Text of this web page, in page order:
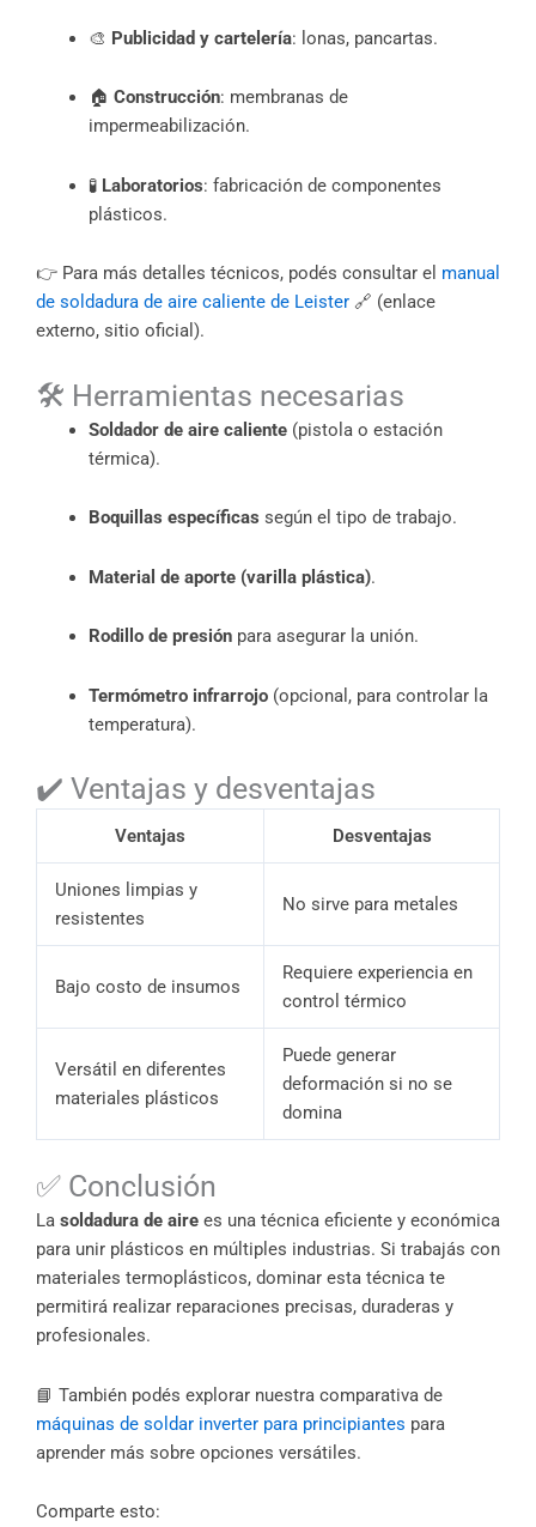
🎨 Publicidad y cartelería: lonas, pancartas.
🏠 Construcción: membranas de
impermeabilización.
🧪 Laboratorios: fabricación de componentes
plásticos.
👉 Para más detalles técnicos, podés consultar el manual
de soldadura de aire caliente de Leister 🔗 (enlace
externo, sitio oficial).
🛠️ Herramientas necesarias
Soldador de aire caliente(pistola o estación
térmica).
Boquillas específicas según el tipo de trabajo.
Material de aporte (varilla plástica).
Rodillo de presiónpara asegurar la unión.
Termómetro infrarrojo(opcional, para controlar la
temperatura).
✔️ Ventajas y desventajas
Ventajas Desventajas
Uniones limpias y
resistentes
No sirve para metales
Bajo costo de insumos
Requiere experiencia en
control térmico
Versátil en diferentes
materiales plásticos
Puede generar
deformación si no se
domina
✅ Conclusión
La soldadura de aire es una técnica eficiente y económica
para unir plásticos en múltiples industrias. Si trabajás con
materiales termoplásticos, dominar esta técnica te
permitirá realizar reparaciones precisas, duraderas y
profesionales.
📘 También podés explorar nuestra comparativa de
máquinas de soldar inverter para principiantes para
aprender más sobre opciones versátiles.
Comparte esto: